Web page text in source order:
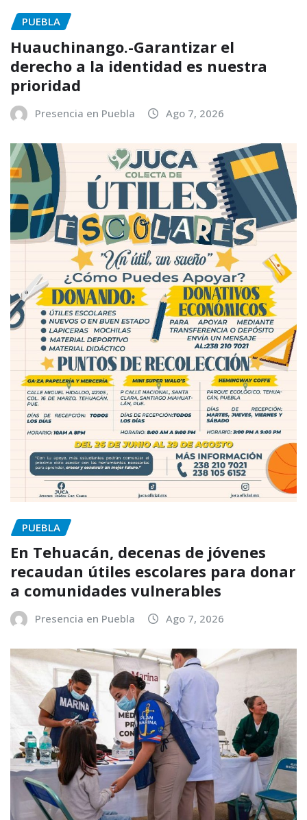
PUEBLA
Huauchinango.-Garantizar el
derecho a la identidad es nuestra
prioridad
Presencia en Puebla Ago 7, 2026
PUEBLA
En Tehuacán, decenas de jóvenes
recaudan útiles escolares para donar
a comunidades vulnerables
Presencia en Puebla Ago 7, 2026